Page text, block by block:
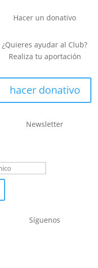
Hacer un donativo
¿Quieres ayudar al Club?
Realiza tu aportación
hacer donativo
Newsletter
Síguenos